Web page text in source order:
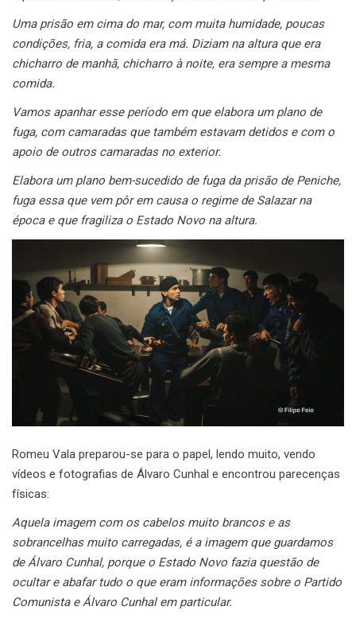
Uma prisão em cima do mar, com muita humidade, poucas
condições, fria, a comida era má. Diziam na altura que era
chicharro de manhã, chicharro à noite, era sempre a mesma
comida.
Vamos apanhar esse período em que elabora um plano de
fuga, com camaradas que também estavam detidos e com o
apoio de outros camaradas no exterior.
Elabora um plano bem-sucedido de fuga da prisão de Peniche,
fuga essa que vem pôr em causa o regime de Salazar na
época e que fragiliza o Estado Novo na altura.
Romeu Vala preparou-se para o papel, lendo muito, vendo
vídeos e fotografias de Álvaro Cunhal e encontrou parecenças
físicas:
Aquela imagem com os cabelos muito brancos e as
sobrancelhas muito carregadas, é a imagem que guardamos
de Álvaro Cunhal, porque o Estado Novo fazia questão de
ocultar e abafar tudo o que eram informações sobre o Partido
Comunista e Álvaro Cunhal em particular.